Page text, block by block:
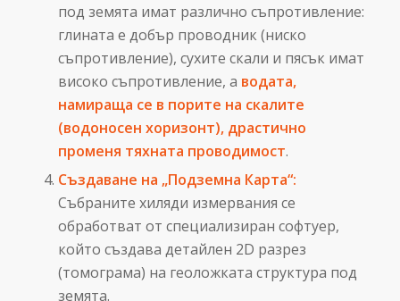
под земята имат различно съпротивление:
глината е добър проводник (ниско
съпротивление), сухите скали и пясък имат
високо съпротивление, а водата,
намираща се в порите на скалите
(водоносен хоризонт), драстично
променя тяхната проводимост.
Създаване на „Подземна Карта“:
Събраните хиляди измервания се
обработват от специализиран софтуер,
който създава детайлен 2D разрез
(томограма) на геоложката структура под
земята.